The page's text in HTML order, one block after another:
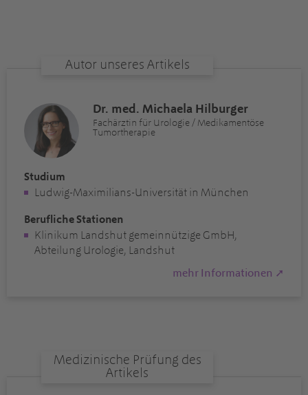
Autor unseres Artikels
Dr. med. Michaela Hilburger
Fachärztin für Urologie / Medikamentöse
Tumortherapie
Studium
Ludwig-Maximilians-Universität in München
Berufliche Stationen
Klinikum Landshut gemeinnützige GmbH,
Abteilung Urologie, Landshut
mehr Informationen ➚
Medizinische Prüfung des
Artikels